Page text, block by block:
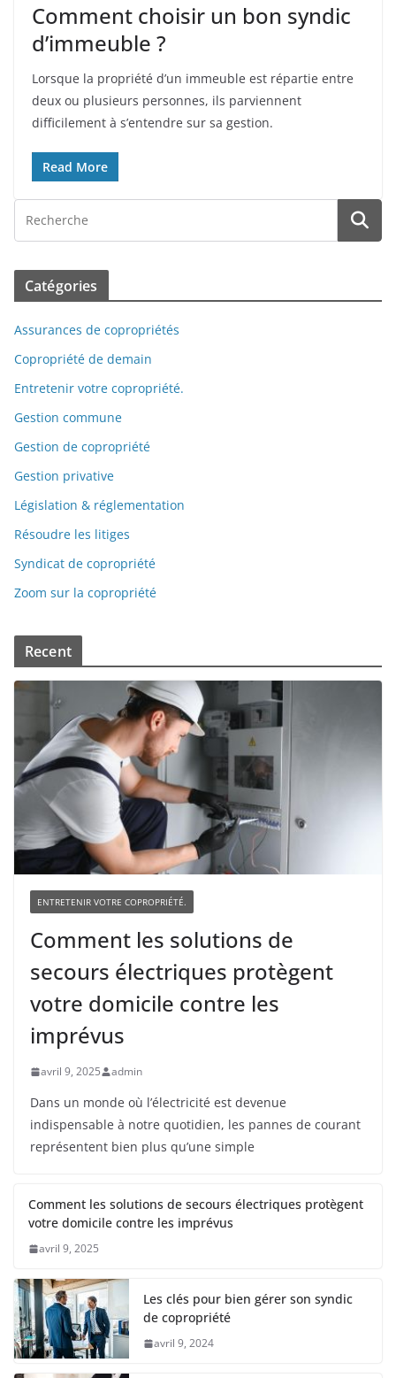
Comment choisir un bon syndic
d’immeuble ?
Lorsque la propriété d’un immeuble est répartie entre
deux ou plusieurs personnes, ils parviennent
difficilement à s’entendre sur sa gestion.
Read More
Catégories
Assurances de copropriétés
Copropriété de demain
Entretenir votre copropriété.
Gestion commune
Gestion de copropriété
Gestion privative
Législation & réglementation
Résoudre les litiges
Syndicat de copropriété
Zoom sur la copropriété
Recent
ENTRETENIR VOTRE COPROPRIÉTÉ.
Comment les solutions de
secours électriques protègent
votre domicile contre les
imprévus
avril 9, 2025 admin
Dans un monde où l’électricité est devenue
indispensable à notre quotidien, les pannes de courant
représentent bien plus qu’une simple
Comment les solutions de secours électriques protègent
votre domicile contre les imprévus
avril 9, 2025
Les clés pour bien gérer son syndic
de copropriété
avril 9, 2024